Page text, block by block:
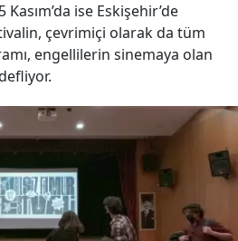
Kasım’da ise Eskişehir’de
çevrimiçi olarak da tüm
engellilerin sinemaya olan